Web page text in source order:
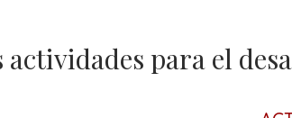
actividades para el